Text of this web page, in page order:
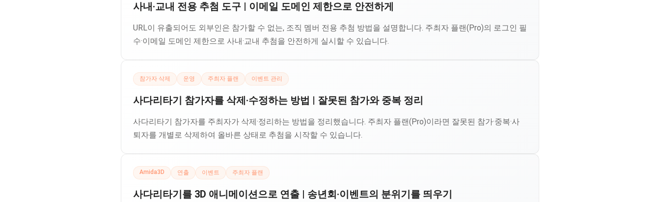
사내·교내 전용 추첨 도구 | 이메일 도메인 제한으로 안전하게
URL이 유출되어도 외부인은 참가할 수 없는, 조직 멤버 전용 추첨 방법을 설명합니다. 주최자 플랜(Pro)의 로그인 필
수·이메일 도메인 제한으로 사내·교내 추첨을 안전하게 실시할 수 있습니다.
참가자 삭제 운영 주최자 플랜 이벤트 관리
사다리타기 참가자를 삭제·수정하는 방법 | 잘못된 참가와 중복 정리
사다리타기 참가자를 주최자가 삭제·정리하는 방법을 정리했습니다. 주최자 플랜(Pro)이라면 잘못된 참가·중복·사
퇴자를 개별로 삭제하여 올바른 상태로 추첨을 시작할 수 있습니다.
Amida3D 연출 이벤트 주최자 플랜
사다리타기를 3D 애니메이션으로 연출 | 송년회·이벤트의 분위기를 띄우기